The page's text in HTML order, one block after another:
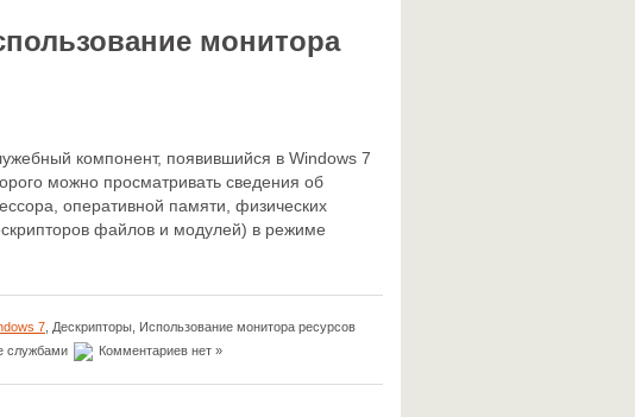
монитора
компонент, появившийся в Windows 7
можно просматривать сведения об
оперативной памяти, физических
файлов и модулей) в режиме
7 , Дескрипторы, Использование монитора ресурсов
службами Комментариев нет »